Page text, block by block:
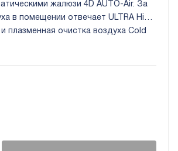
жалюзи 4D AUTO-Air. За
в помещении отвечает ULTRA Hi
плазменная очистка воздуха Cold